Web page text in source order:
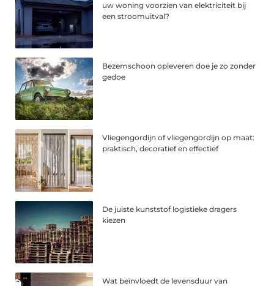
uw woning voorzien van elektriciteit bij
een stroomuitval?
Bezemschoon opleveren doe je zo zonder
gedoe
Vliegengordijn of vliegengordijn op maat:
praktisch, decoratief en effectief
De juiste kunststof logistieke dragers
kiezen
Wat beïnvloedt de levensduur van